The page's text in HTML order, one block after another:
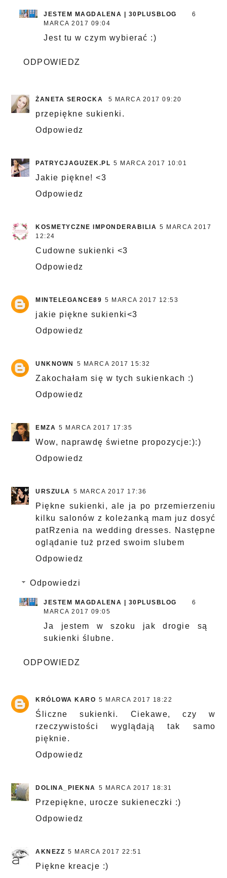
JESTEM MAGDALENA | 30PLUSBLOG
6
MARCA 2017 09:04
Jest tu w czym wybierać :)
ODPOWIEDZ
ŻANETA SEROCKA 5 MARCA 2017 09:20
przepiękne sukienki.
Odpowiedz
PATRYCJAGUZEK.PL 5 MARCA 2017 10:01
Jakie piękne! <3
Odpowiedz
KOSMETYCZNE IMPONDERABILIA 5 MARCA 2017
12:24
Cudowne sukienki <3
Odpowiedz
MINTELEGANCE89 5 MARCA 2017 12:53
jakie piękne sukienki<3
Odpowiedz
UNKNOWN 5 MARCA 2017 15:32
Zakochałam się w tych sukienkach :)
Odpowiedz
EMZA 5 MARCA 2017 17:35
Wow, naprawdę świetne propozycje:):)
Odpowiedz
URSZULA 5 MARCA 2017 17:36
Piękne sukienki, ale ja po przemierzeniu
kilku salonów z koleżanką mam juz dosyć
patRzenia na wedding dresses. Następne
oglądanie tuż przed swoim slubem
Odpowiedz
Odpowiedzi
JESTEM MAGDALENA | 30PLUSBLOG
6
MARCA 2017 09:05
Ja jestem w szoku jak drogie są
sukienki ślubne.
ODPOWIEDZ
KRÓLOWA KARO 5 MARCA 2017 18:22
Śliczne sukienki. Ciekawe, czy w
rzeczywistości wyglądają tak samo
pięknie.
Odpowiedz
DOLINA_PIEKNA 5 MARCA 2017 18:31
Przepiękne, urocze sukieneczki :)
Odpowiedz
AKNEZZ 5 MARCA 2017 22:51
Piękne kreacje :)